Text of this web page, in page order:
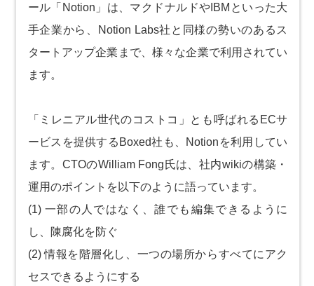
ール「Notion」は、マクドナルドやIBMといった大
手企業から、Notion Labs社と同様の勢いのあるス
タートアップ企業まで、様々な企業で利用されてい
ます。
「ミレニアル世代のコストコ」とも呼ばれるECサ
ービスを提供するBoxed社も、Notionを利用してい
ます。CTOのWilliam Fong氏は、社内wikiの構築・
運用のポイントを以下のように語っています。
(1) 一部の人ではなく、誰でも編集できるように
し、陳腐化を防ぐ
(2) 情報を階層化し、一つの場所からすべてにアク
セスできるようにする